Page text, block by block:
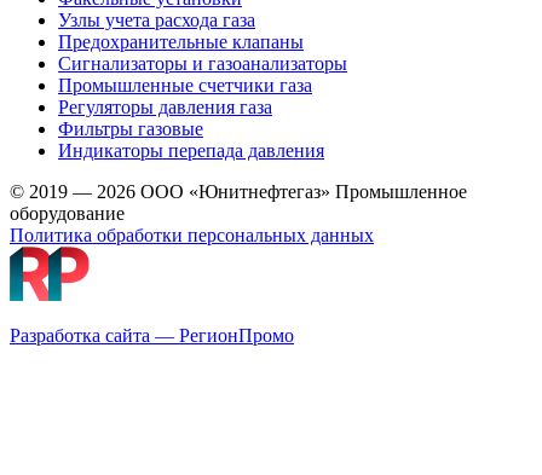
Узлы учета расхода газа
Предохранительные клапаны
Сигнализаторы и газоанализаторы
Промышленные счетчики газа
Регуляторы давления газа
Фильтры газовые
Индикаторы перепада давления
© 2019 — 2026 ООО «Юнитнефтегаз» Промышленное
оборудование
Политика обработки персональных данных
Разработка сайта — РегионПромо